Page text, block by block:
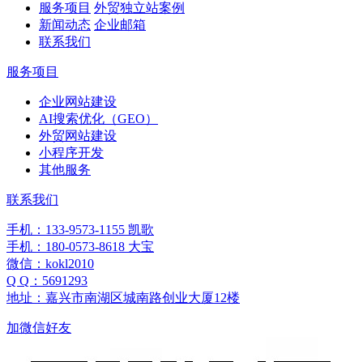
服务项目 外贸独立站案例
新闻动态 企业邮箱
联系我们
服务项目
企业网站建设
AI搜索优化（GEO）
外贸网站建设
小程序开发
其他服务
联系我们
手机：133-9573-1155 凯歌
手机：180-0573-8618 大宝
微信：kokl2010
Q Q：5691293
地址：嘉兴市南湖区城南路创业大厦12楼
加微信好友